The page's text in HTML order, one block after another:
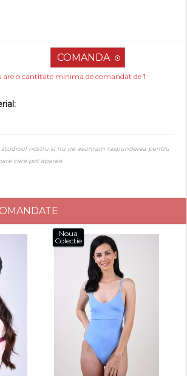
are o cantitate minima de comandat de 1
studioul nostru si nu ne asumam raspunderea pentru
care pot aparea.
Noua
Colectie